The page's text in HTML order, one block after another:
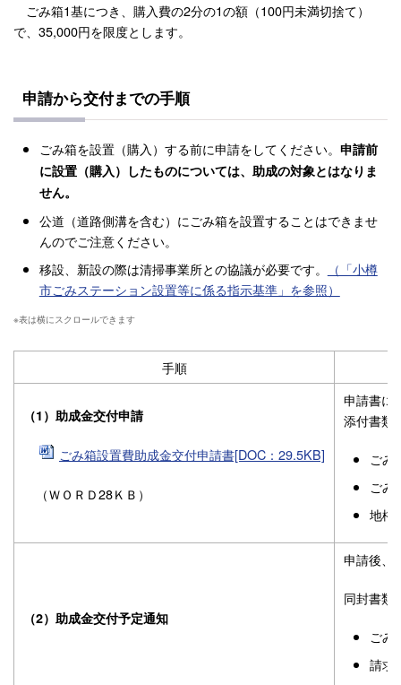
ごみ箱1基につき、購入費の2分の1の額（100円未満切捨て）
で、35,000円を限度とします。
申請から交付までの手順
ごみ箱を設置（購入）する前に申請をしてください。 申請前
に設置（購入）したものについては、助成の対象とはなりま
せん。
公道（道路側溝を含む）にごみ箱を設置することはできませ
んのでご注意ください。
移設、新設の際は清掃事業所との協議が必要です。
（「小樽
市ごみステーション設置等に係る指示基準」を参照）
手順
（1）助成金交付申請
ごみ箱設置費助成金交付申請書[DOC：29.5KB]
（ＷＯＲＤ28ＫＢ）
申請書に
添付書類
ごみ
ごみ
地権
（2）助成金交付予定通知
申請後、
同封書類
ごみ
請求